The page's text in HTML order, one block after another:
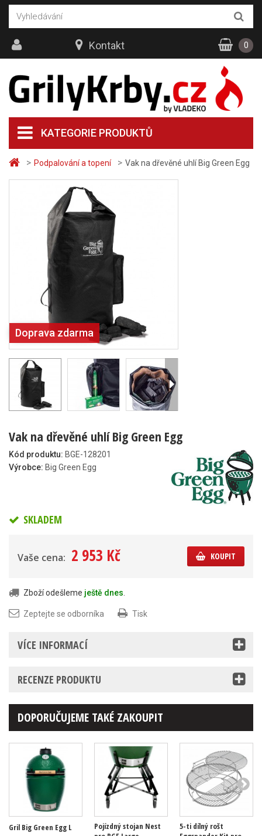
> Podpalování a topení > Vak na dřevěné uhlí Big Green Egg
Doprava zdarma
Vak na dřevěné uhlí Big Green Egg
Kód produktu: BGE-128201
Výrobce: Big Green Egg
SKLADEM
Vaše cena: 2 953 Kč KOUPIT
Zboží odešleme ještě dnes
Zeptejte se odborníka Tisk
VÍCE INFORMACÍ
RECENZE PRODUKTU
DOPORUČUJEME TAKÉ ZAKOUPIT
Gril Big Green Egg L
Pojízdný stojan Nest
5-ti dílný rošt
KATEGORIE PRODUKTŮ
Kontakt 0